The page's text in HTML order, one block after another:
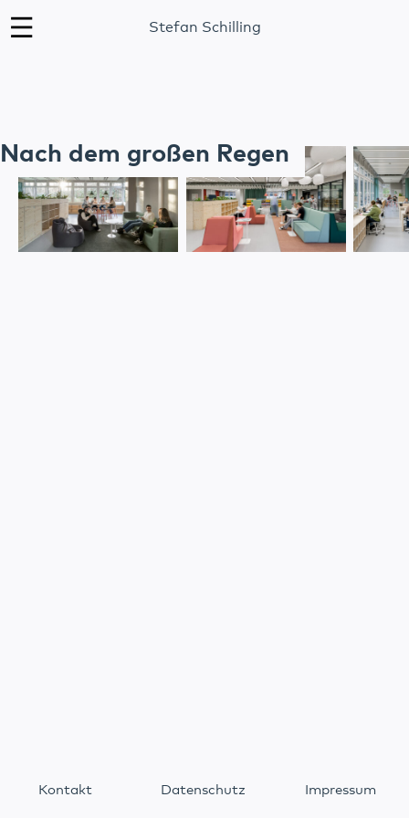
Stefan Schilling
Nach dem großen Regen
Impressum
Datenschutz
Kontakt